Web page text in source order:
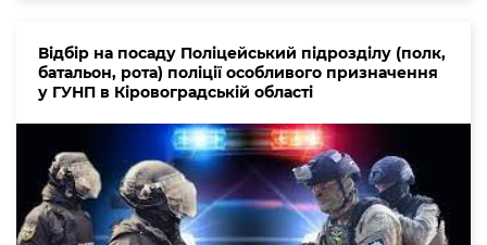
Відбір на посаду Поліцейський підрозділу (полк,
батальон, рота) поліції особливого призначення
у ГУНП в Кіровоградській області